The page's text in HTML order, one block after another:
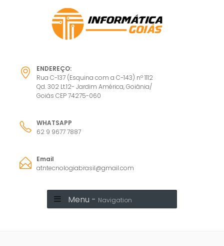
ENDEREÇO:
Rua C-137 (Esquina com a C-143) nº 1112
Qd. 302 Lt.12- Jardim América, Goiânia/
Goiás CEP 74275-060
WHATSAPP
62 9 9677 7887
Email
atntecnologiabrasil@gmail.com
Menu - Navigation